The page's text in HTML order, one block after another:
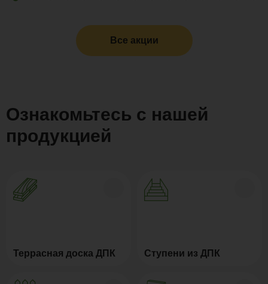
Все акции
Ознакомьтесь с нашей
продукцией
Террасная доска ДПК Ступени из ДПК